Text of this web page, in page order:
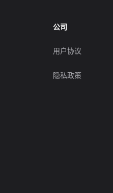
公司
用户协议
隐私政策